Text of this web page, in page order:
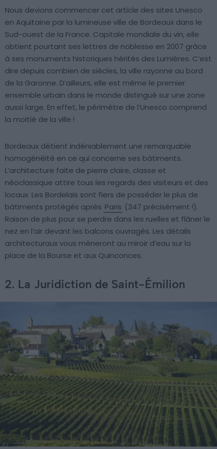
Nous devions commencer cet article des sites Unesco
en Aquitaine par la lumineuse ville de Bordeaux dans le
Sud-ouest de la France. Capitale mondiale du vin, elle
obtient pourtant ses lettres de noblesse en 2007 grâce
à ses monuments historiques hérités des Lumières. C’est
dire depuis combien de siècles, la ville rayonne au bord
de la Garonne. D’ailleurs, elle est même le premier
ensemble urbain dans le monde distingué sur une zone
aussi large. En effet, le périmètre de l’Unesco comprend
la moitié de la ville !
Bordeaux détient indéniablement une remarquable
homogénéité en ce qui concerne ses bâtiments.
L’architecture faite de pierre claire, classe et
néoclassique attire tous les regards des visiteurs et des
locaux. Les Bordelais sont fiers de posséder le plus de
bâtiments protégés après Paris (347 précisément !).
Raison de plus pour se perdre dans les ruelles et flâner le
nez en l’air devant les balcons ouvragés. Les détails
architecturaux vous mèneront au miroir d’eau sur la
place de la Bourse et aux Quinconces.
2. La Juridiction de Saint-Émilion